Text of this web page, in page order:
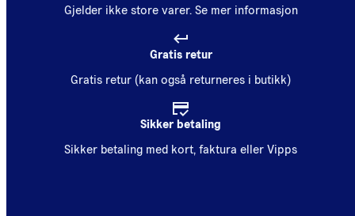
Gjelder ikke store varer. Se mer informasjon
Gratis retur
Gratis retur (kan også returneres i butikk)
Sikker betaling
Sikker betaling med kort, faktura eller Vipps